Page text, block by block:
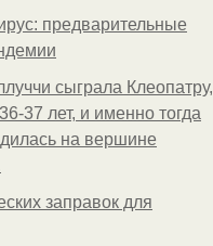
предварительные
сыграла Клеопатру,
37 лет, и именно тогда
на вершине
заправок для